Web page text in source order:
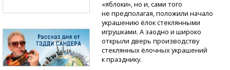
«яблоки», но и, сами того
не предполагая, положили начало
украшению ёлок стеклянными
игрушками. А заодно и широко
открыли дверь производству
стеклянных ёлочных украшений
к празднику.